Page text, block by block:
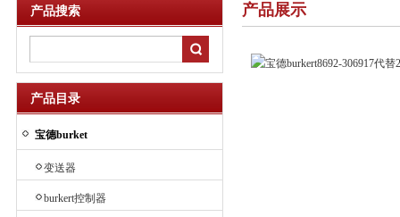
产品搜索
产品目录
宝德burket
变送器
burkert控制器
产品展示